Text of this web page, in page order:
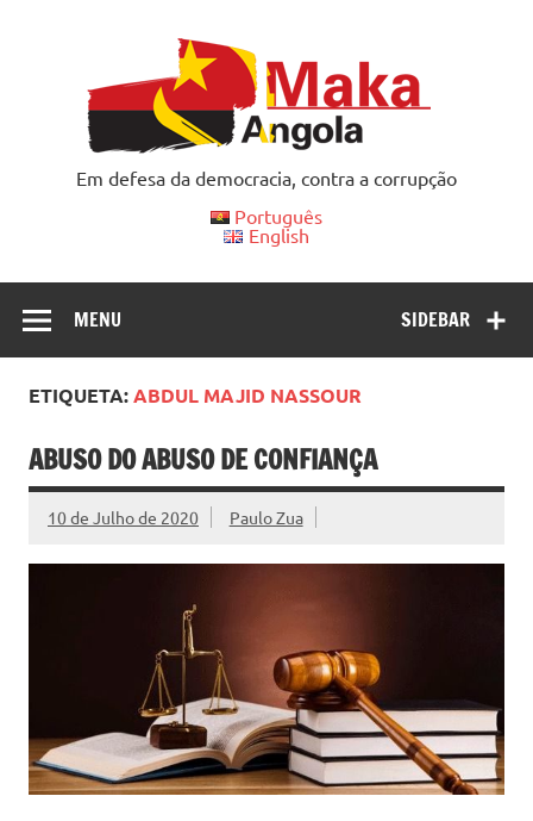
Em defesa da democracia, contra a corrupção
Português
English
SIDEBAR
MENU
ETIQUETA:ABDUL MAJID NASSOUR
ABUSO DO ABUSO DE CONFIANÇA
10 de Julho de 2020 Paulo Zua